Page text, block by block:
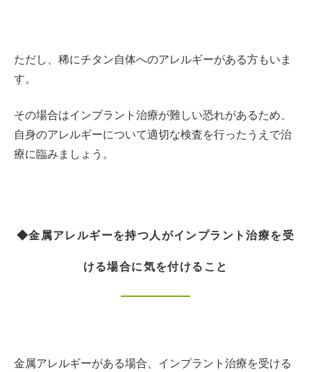
ただし、稀にチタン自体へのアレルギーがある方もいま
す。
その場合はインプラント治療が難しい恐れがあるため、
自身のアレルギーについて適切な検査を行ったうえで治
療に臨みましょう。
◆金属アレルギーを持つ人がインプラント治療を受
ける場合に気を付けること
金属アレルギーがある場合、インプラント治療を受ける